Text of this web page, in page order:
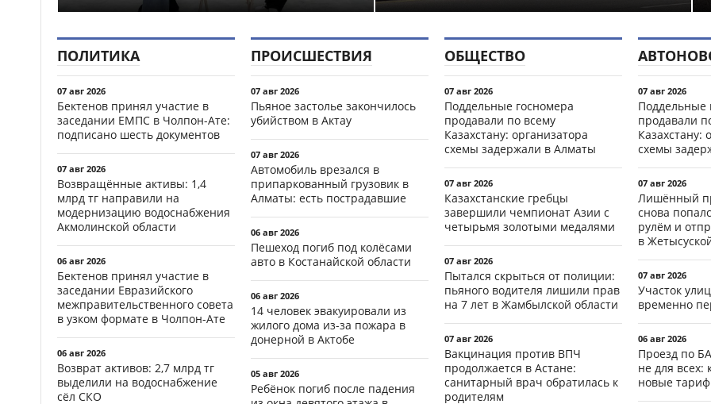
ПОЛИТИКА
07 авг 2026
Бектенов принял участие в
заседании ЕМПС в Чолпон-Ате:
подписано шесть документов
07 авг 2026
Возвращённые активы: 1,4
млрд тг направили на
модернизацию водоснабжения
Акмолинской области
06 авг 2026
Бектенов принял участие в
заседании Евразийского
межправительственного совета
в узком формате в Чолпон-Ате
06 авг 2026
Возврат активов: 2,7 млрд тг
выделили на водоснабжение
сёл СКО
ПРОИСШЕСТВИЯ
07 авг 2026
Пьяное застолье закончилось
убийством в Актау
07 авг 2026
Автомобиль врезался в
припаркованный грузовик в
Алматы: есть пострадавшие
06 авг 2026
Пешеход погиб под колёсами
авто в Костанайской области
06 авг 2026
14 человек эвакуировали из
жилого дома из-за пожара в
донерной в Актобе
05 авг 2026
Ребёнок погиб после падения
ОБЩЕСТВО
07 авг 2026
Поддельные госномера
продавали по всему
Казахстану: организатора
схемы задержали в Алматы
07 авг 2026
Казахстанские гребцы
завершили чемпионат Азии с
четырьмя золотыми медалями
07 авг 2026
Пытался скрыться от полиции:
пьяного водителя лишили прав
на 7 лет в Жамбылской области
07 авг 2026
Вакцинация против ВПЧ
продолжается в Астане:
санитарный врач обратилась к
родителям
07 авг 2026
Поддельные
продавали
Казахстану:
схемы
07 авг 2026
Лишённый
снова
рулём и
в
07 авг 2026
Участок
временно
06 авг 2026
Проезд по
не для всех:
новые